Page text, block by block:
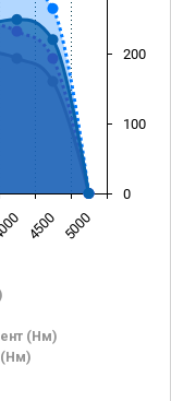
(Нм)
(Нм)
4500 5000
0
100
200